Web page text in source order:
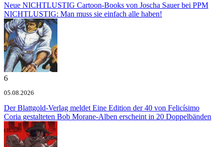
Neue NICHTLUSTIG Cartoon-Books von Joscha Sauer bei PPM
NICHTLUSTIG: Man muss sie einfach alle haben!
6
05.08.2026
Der Blattgold-Verlag meldet Eine Edition der 40 von Felicísimo
Coria gestalteten Bob Morane-Alben erscheint in 20 Doppelbänden